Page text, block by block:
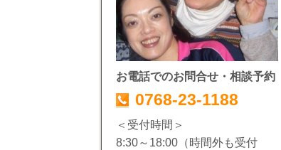
お電話でのお問合せ・相談予約
0768-23-1188
＜受付時間＞
8:30～18:00（時間外も受付